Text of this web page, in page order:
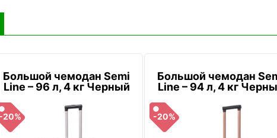
Большой чемодан Semi
Line – 96 л, 4 кг Черный
-20%
Большой чемодан
Line – 94 л, 4 кг
-20%